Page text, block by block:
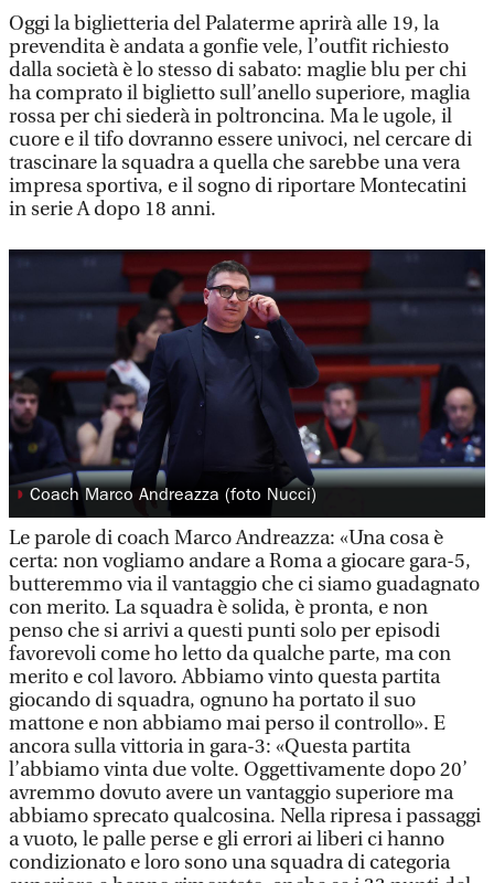
Oggi la biglietteria del Palaterme aprirà alle 19, la
prevendita è andata a gonfie vele, l’outfit richiesto
dalla società è lo stesso di sabato: maglie blu per chi
ha comprato il biglietto sull’anello superiore, maglia
rossa per chi siederà in poltroncina. Ma le ugole, il
cuore e il tifo dovranno essere univoci, nel cercare di
trascinare la squadra a quella che sarebbe una vera
impresa sportiva, e il sogno di riportare Montecatini
in serie A dopo 18 anni.
◗ Coach Marco Andreazza (foto Nucci)
Le parole di coach Marco Andreazza: «Una cosa è
certa: non vogliamo andare a Roma a giocare gara-5,
butteremmo via il vantaggio che ci siamo guadagnato
con merito. La squadra è solida, è pronta, e non
penso che si arrivi a questi punti solo per episodi
favorevoli come ho letto da qualche parte, ma con
merito e col lavoro. Abbiamo vinto questa partita
giocando di squadra, ognuno ha portato il suo
mattone e non abbiamo mai perso il controllo». E
ancora sulla vittoria in gara-3: «Questa partita
l’abbiamo vinta due volte. Oggettivamente dopo 20’
avremmo dovuto avere un vantaggio superiore ma
abbiamo sprecato qualcosina. Nella ripresa i passaggi
a vuoto, le palle perse e gli errori ai liberi ci hanno
condizionato e loro sono una squadra di categoria